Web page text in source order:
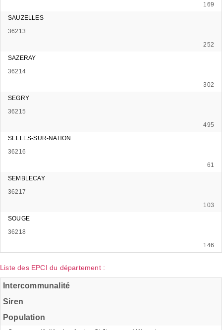
169
SAUZELLES
36213
252
SAZERAY
36214
302
SEGRY
36215
495
SELLES-SUR-NAHON
36216
61
SEMBLECAY
36217
103
SOUGE
36218
146
Liste des EPCI du département :
Intercommunalité
Siren
Population